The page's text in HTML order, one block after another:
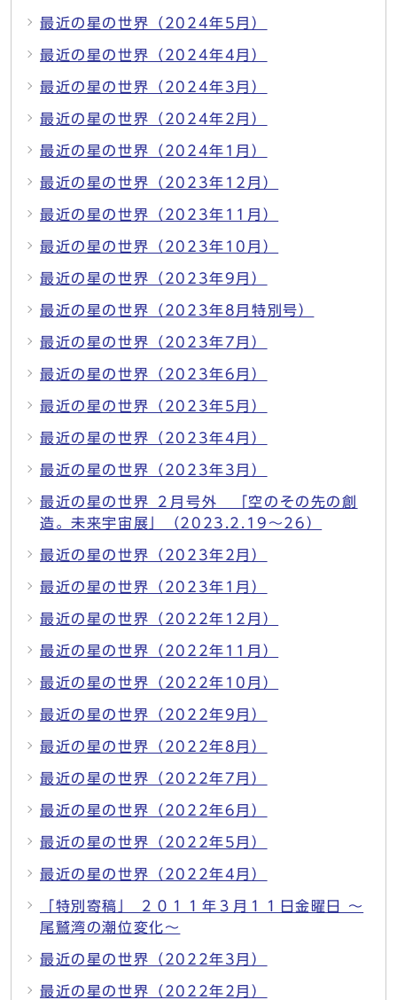
最近の星の世界（2024年5月）
最近の星の世界（2024年4月）
最近の星の世界（2024年3月）
最近の星の世界（2024年2月）
最近の星の世界（2024年1月）
最近の星の世界（2023年12月）
最近の星の世界（2023年11月）
最近の星の世界（2023年10月）
最近の星の世界（2023年9月）
最近の星の世界（2023年8月特別号）
最近の星の世界（2023年7月）
最近の星の世界（2023年6月）
最近の星の世界（2023年5月）
最近の星の世界（2023年4月）
最近の星の世界（2023年3月）
最近の星の世界 ２月号外 「空のその先の創
造。未来宇宙展」（2023.2.19～26）
最近の星の世界（2023年2月）
最近の星の世界（2023年1月）
最近の星の世界（2022年12月）
最近の星の世界（2022年11月）
最近の星の世界（2022年10月）
最近の星の世界（2022年9月）
最近の星の世界（2022年8月）
最近の星の世界（2022年7月）
最近の星の世界（2022年6月）
最近の星の世界（2022年5月）
最近の星の世界（2022年4月）
「特別寄稿」 ２０１１年３月１１日金曜日 ～
尾鷲湾の潮位変化～
最近の星の世界（2022年3月）
最近の星の世界（2022年2月）